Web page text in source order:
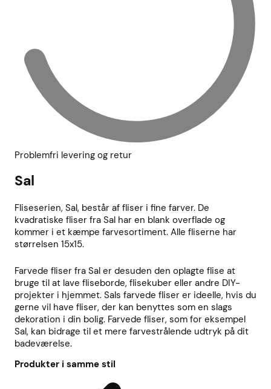
Problemfri levering og retur
Sal
Fliseserien, Sal, består af fliser i fine farver. De
kvadratiske fliser fra Sal har en blank overflade og
kommer i et kæmpe farvesortiment. Alle fliserne har
størrelsen 15x15.
Farvede fliser fra Sal er desuden den oplagte flise at
bruge til at lave fliseborde, flisekuber eller andre DIY-
projekter i hjemmet. Sals farvede fliser er ideelle, hvis du
gerne vil have fliser, der kan benyttes som en slags
dekoration i din bolig. Farvede fliser, som for eksempel
Sal, kan bidrage til et mere farvestrålende udtryk på dit
badeværelse.
Produkter i samme stil